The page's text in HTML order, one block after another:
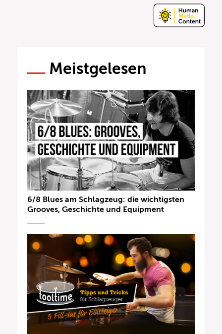
Meistgelesen
6/8 Blues am Schlagzeug: die wichtigsten
Grooves, Geschichte und Equipment